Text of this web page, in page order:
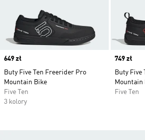
Price
649 zł
Buty Five Ten Freerider Pro
Mountain Bike
Five Ten
3 kolory
Price
749 zł
Buty Five
Mountain
Five Ten